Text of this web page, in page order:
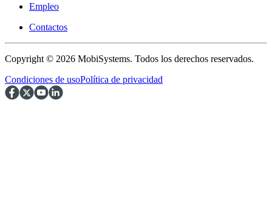
Empleo
Contactos
Copyright © 2026 MobiSystems. Todos los derechos reservados.
Condiciones de usoPolítica de privacidad